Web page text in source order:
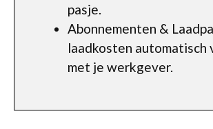
pasje.
Abonnementen &
laadkosten automatisch
met je werkgever.